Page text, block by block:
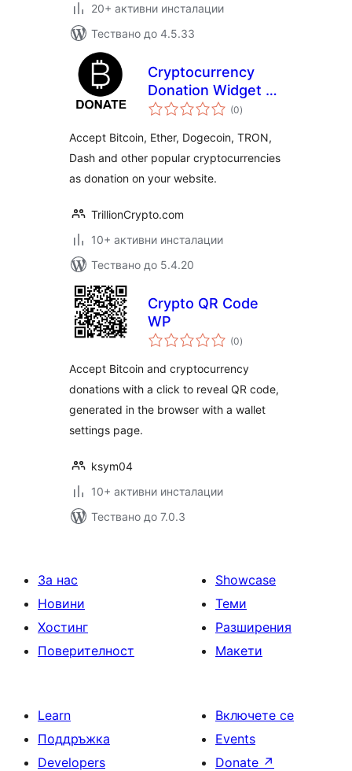
20+ активни инсталации
Тествано до 4.5.33
Cryptocurrency
Donation Widget –
Accept Bitcoin,
more –
Bytemart.org
(0общо
оценки
)
Accept Bitcoin, Ether, Dogecoin, TRON,
Dash and other popular cryptocurrencies
as donation on your website.
TrillionCrypto.com
10+ активни инсталации
Тествано до 5.4.20
Crypto QR Code
WP
(0общо
оценки
)
Accept Bitcoin and cryptocurrency
donations with a click to reveal QR code,
generated in the browser with a wallet
settings page.
ksym04
10+ активни инсталации
Тествано до 7.0.3
За нас
Новини
Хостинг
Поверителност
Showcase
Теми
Разширения
Макети
Learn
Поддръжка
Developers
Включете се
Events
Donate ↗